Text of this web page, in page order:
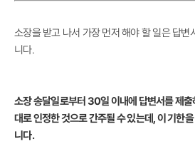
소장을 받고 나서 가장 먼저 해야 할 일은 답변
니다.
소장 송달일로부터 30일 이내에 답변서를 제
대로 인정한 것으로 간주될 수 있는데, 이 기한
니다.